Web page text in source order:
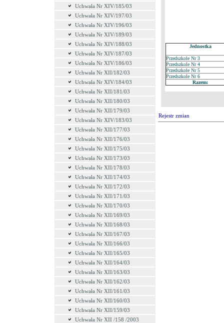
Uchwała Nr XIV/185/03
Uchwała Nr XIV/197/03
Uchwała Nr XIV/196/03
Uchwała Nr XIV/189/03
Uchwała Nr XIV/188/03
Uchwała Nr XIV/187/03
Uchwała Nr XIV/186/03
Uchwała Nr XII/182/03
Uchwała Nr XIV/184/03
Uchwała Nr XII/181/03
Uchwała Nr XII/180/03
Uchwała Nr XII/179/03
Uchwała Nr XIV/183/03
Uchwała Nr XII/177/03
Uchwała Nr XII/176/03
Uchwała Nr XII/175/03
Uchwała Nr XII/173/03
Uchwała Nr XII/178/03
Uchwała Nr XII/174/03
Uchwała Nr XII/172/03
Uchwała Nr XII/171/03
Uchwała Nr XII/170/03
Uchwała Nr XII/169/03
Uchwała Nr XII/168/03
Uchwała Nr XII/167/03
Uchwała Nr XII/166/03
Uchwała Nr XII/165/03
Uchwała Nr XII/164/03
Uchwała Nr XII/163/03
Uchwała Nr XII/162/03
Uchwała Nr XII/161/03
Uchwała Nr XII/160/03
Uchwała Nr XII/159/03
Uchwała Nr XII /158 /2003
Jednostka
Przedszkole Nr 3
Przedszkole Nr 4
Przedszkole Nr 5
Przedszkole Nr 6
Razem:
Rejestr zmian